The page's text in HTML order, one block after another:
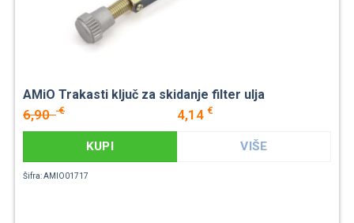
AMiO Trakasti ključ za skidanje filter ulja
6,90€ 4,14 €
KUPI VIŠE
Šifra: AMIO01717